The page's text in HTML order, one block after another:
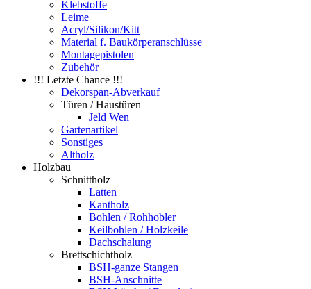
Klebstoffe
Leime
Acryl/Silikon/Kitt
Material f. Baukörperanschlüsse
Montagepistolen
Zubehör
!!! Letzte Chance !!!
Dekorspan-Abverkauf
Türen / Haustüren
Jeld Wen
Gartenartikel
Sonstiges
Altholz
Holzbau
Schnittholz
Latten
Kantholz
Bohlen / Rohhobler
Keilbohlen / Holzkeile
Dachschalung
Brettschichtholz
BSH-ganze Stangen
BSH-Anschnitte